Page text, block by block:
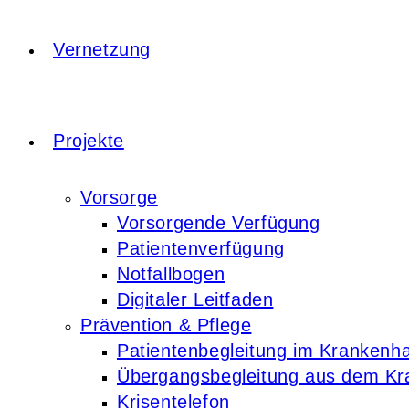
Vernetzung
Projekte
Vorsorge
Vorsorgende Verfügung
Patientenverfügung
Notfallbogen
Digitaler Leitfaden
Prävention & Pflege
Patientenbegleitung im
Übergangsbegleitung aus dem
Krisentelefon